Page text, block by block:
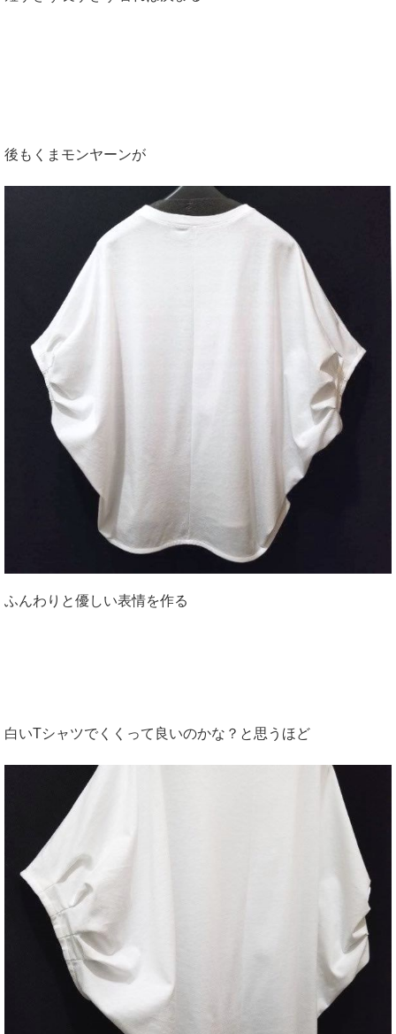
後もくまモンヤーンが
ふんわりと優しい表情を作る
白いTシャツでくくって良いのかな？と思うほど